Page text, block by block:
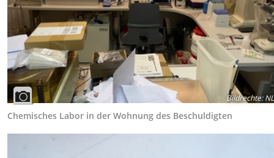
Bildrechte:
Chemisches Labor in der Wohnung des Beschuldigten